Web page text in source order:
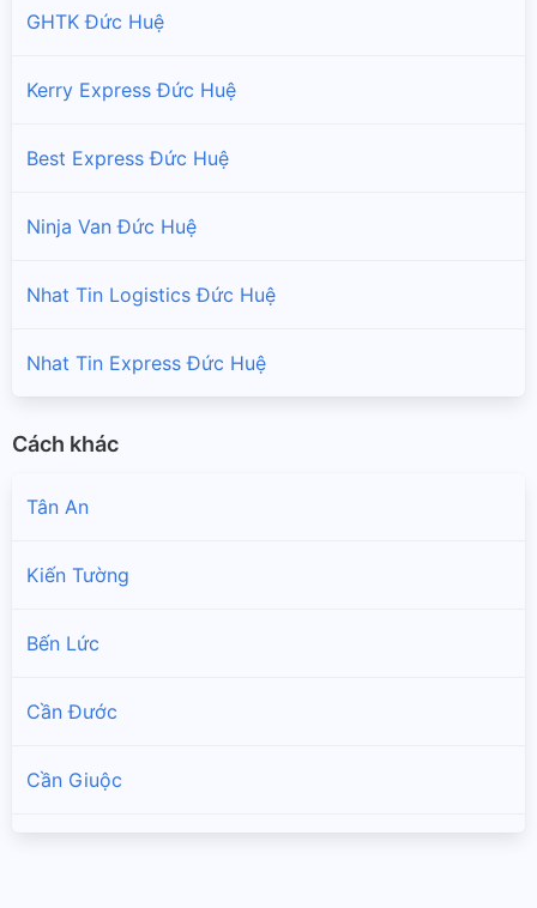
GHTK Đức Huệ
Kerry Express Đức Huệ
Best Express Đức Huệ
Ninja Van Đức Huệ
Nhat Tin Logistics Đức Huệ
Nhat Tin Express Đức Huệ
Cách khác
Tân An
Kiến Tường
Bến Lức
Cần Đước
Cần Giuộc